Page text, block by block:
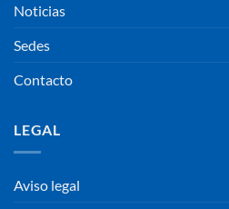
Noticias
Sedes
Contacto
LEGAL
Aviso legal